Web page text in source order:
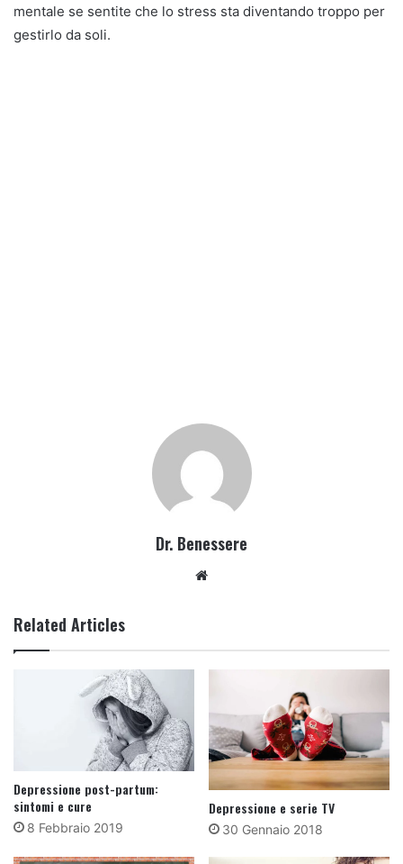
mentale se sentite che lo stress sta diventando troppo per
gestirlo da soli.
Dr. Benessere
Website
Related Articles
Depressione post-partum:
sintomi e cure
8 Febbraio 2019
Depressione e serie TV
30 Gennaio 2018